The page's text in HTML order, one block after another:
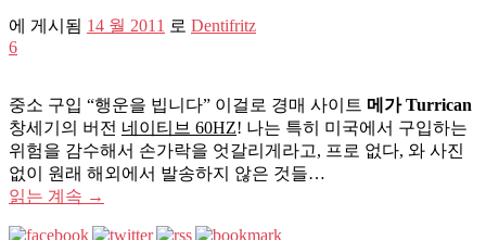
에 게시됨 14 월 2011 로 Dentifritz
6
중소 구입 “행운을 빕니다” 이걸로 경매 사이트 메가 Turrican
창세기의 버전 네이티브 60HZ! 나는 특히 미국에서 구입하는
위험을 감수해서 손가락을 엇갈리게라고, 프로 없다, 와 사진
없이 원래 해외에서 발송하지 않은 것들…
읽는 계속 →